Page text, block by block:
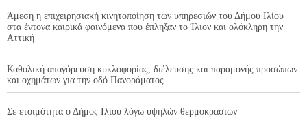
Άμεση η επιχειρησιακή κινητοποίηση των υπηρεσιών του Δήμου Ιλίου
στα έντονα καιρικά φαινόμενα που έπληξαν το Ίλιον και ολόκληρη την
Αττική
Καθολική απαγόρευση κυκλοφορίας, διέλευσης και παραμονής προσώπων
και οχημάτων για την οδό Πανοράματος
Σε ετοιμότητα ο Δήμος Ιλίου λόγω υψηλών θερμοκρασιών